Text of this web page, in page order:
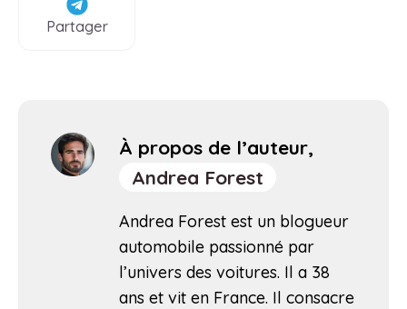
Partager
À propos de l’auteur,
Andrea Forest
Andrea Forest est un blogueur
automobile passionné par
l’univers des voitures. Il a 38
ans et vit en France. Il consacre